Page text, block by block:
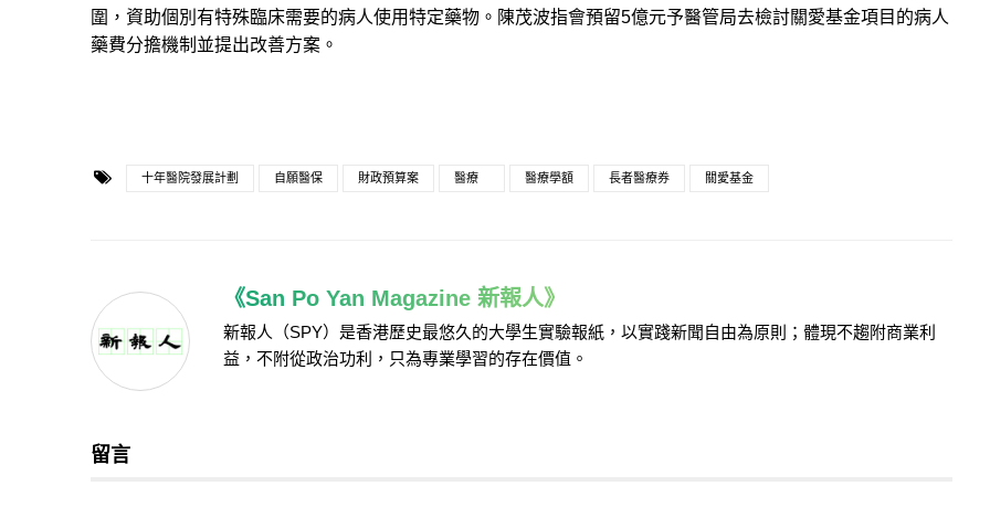
圍，資助個別有特殊臨床需要的病人使用特定藥物。陳茂波指會預留5億元予醫管局去檢討關愛基金項目的病人
藥費分擔機制並提出改善方案。
十年醫院發展計劃 自願醫保 財政預算案 醫療 醫療學額 長者醫療券 關愛基金
《San Po Yan Magazine 新報人》
新報人（SPY）是香港歷史最悠久的大學生實驗報紙，以實踐新聞自由為原則；體現不趨附商業利
益，不附從政治功利，只為專業學習的存在價值。
留言